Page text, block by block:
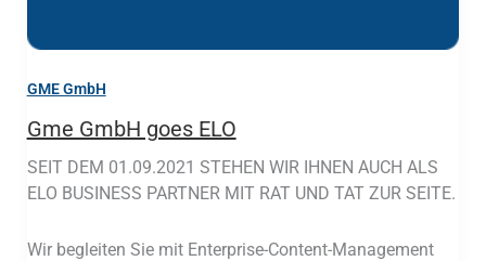
GME GmbH
Gme GmbH goes ELO
SEIT DEM 01.09.2021 STEHEN WIR IHNEN AUCH ALS
ELO BUSINESS PARTNER MIT RAT UND TAT ZUR SEITE.
Wir begleiten Sie mit Enterprise-Content-Management